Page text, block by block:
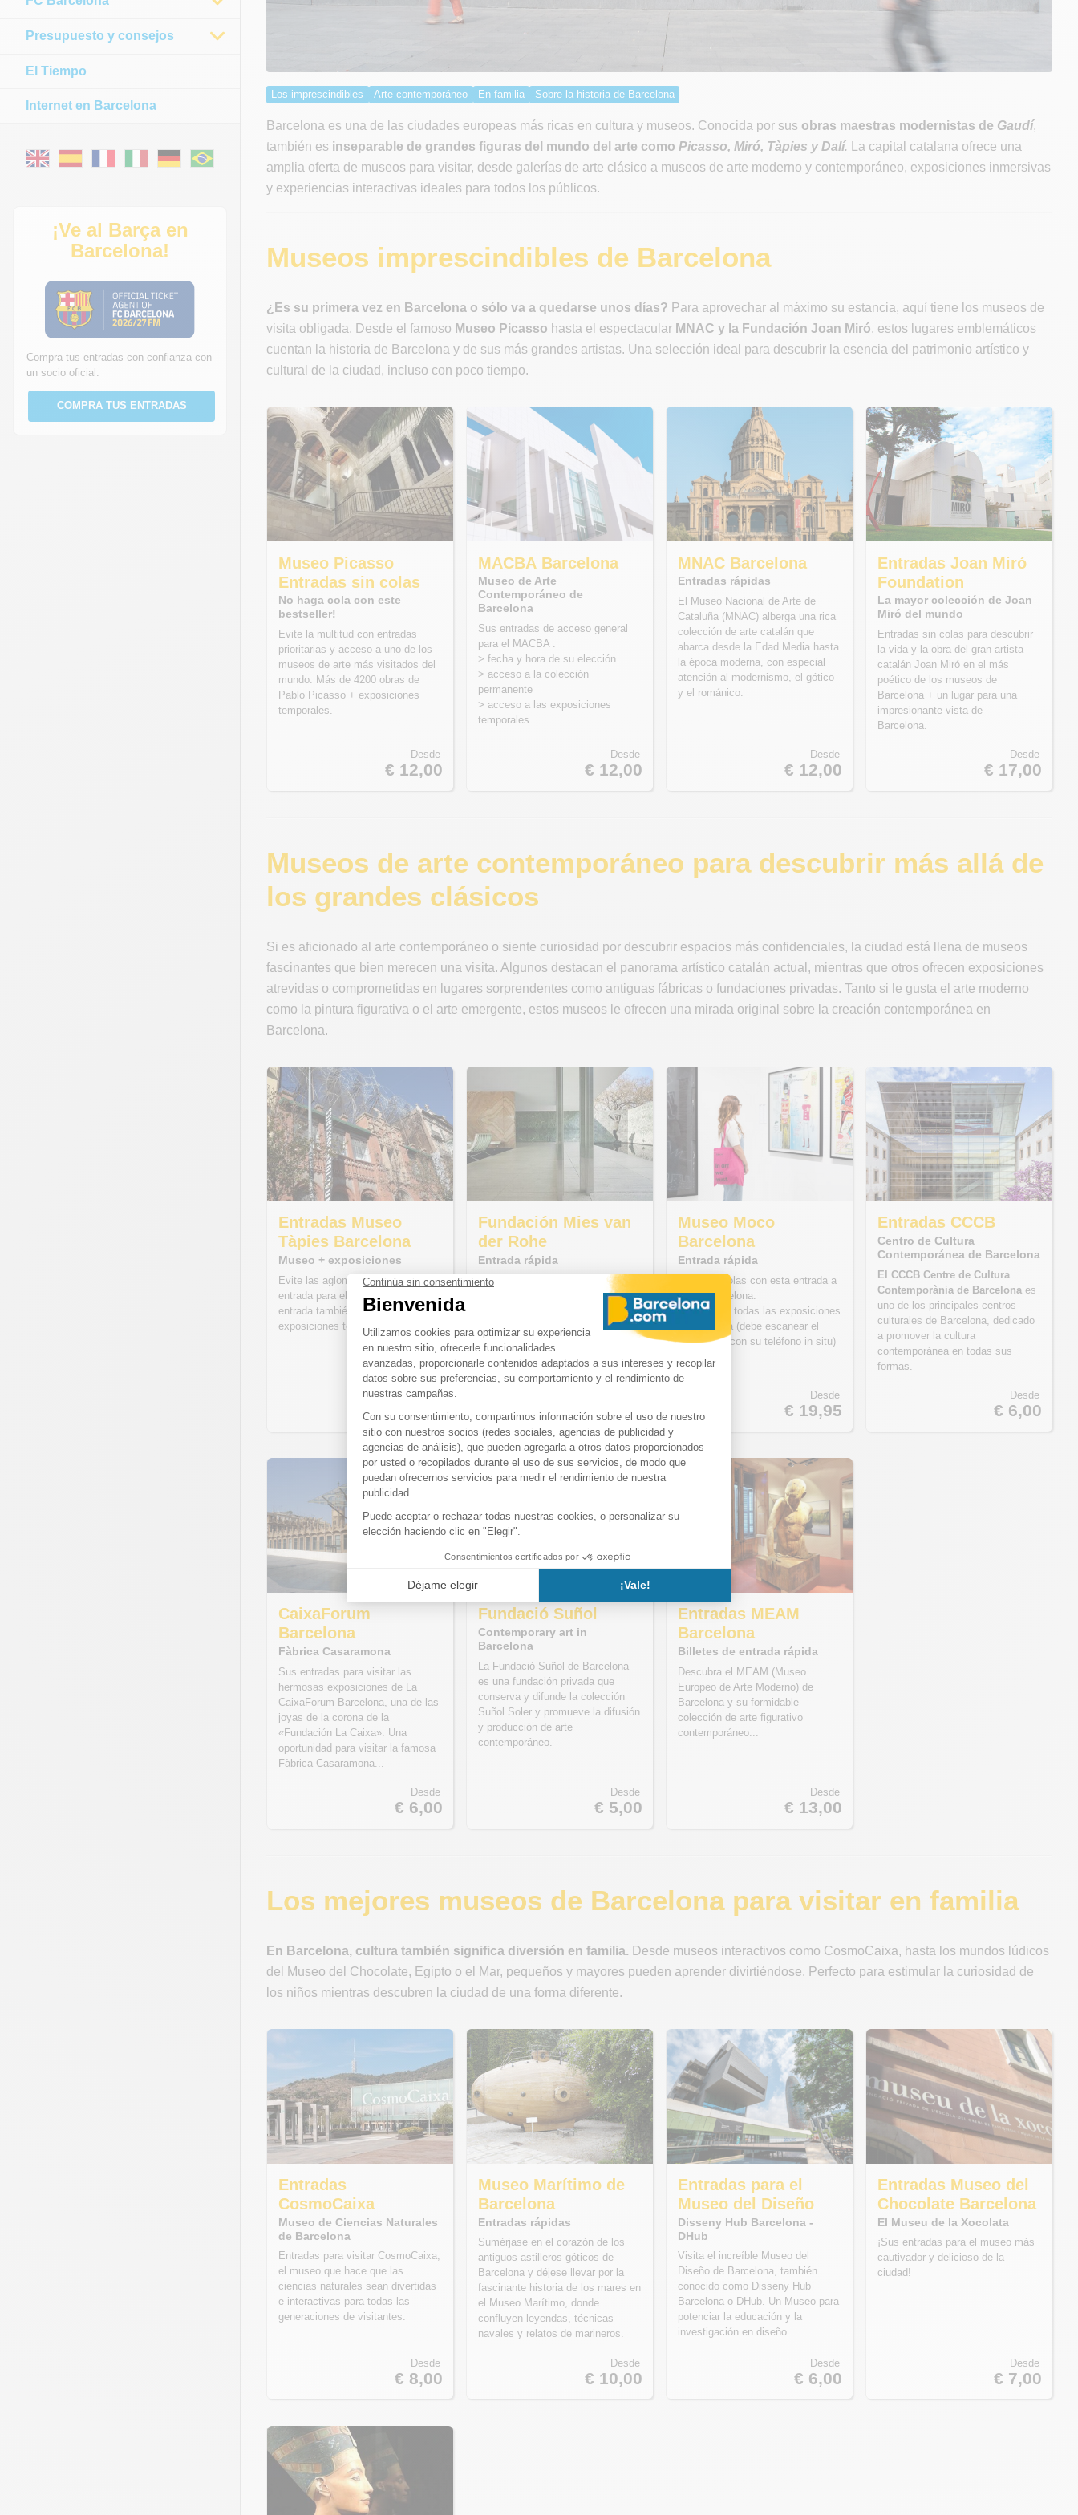
Los imprescindibles Arte contemporáneo En familia Sobre la historia de Barcelona
Barcelona es una de las ciudades europeas más ricas en cultura y museos. Conocida por sus obras maestras modernistas de Gaudí,
también es inseparable de grandes figuras del mundo del arte como Picasso, Miró, Tàpies y Dalí.
La capital catalana ofrece una
amplia oferta de museos para visitar, desde galerías de arte clásico a museos de arte moderno y contemporáneo, exposiciones inmersivas
y experiencias interactivas ideales para todos los públicos.
Museos imprescindibles de Barcelona
¿Es su primera vez en Barcelona o sólo va a quedarse unos días? Para aprovechar al máximo su estancia, aquí tiene los museos de
visita obligada. Desde el famoso Museo Picasso hasta el espectacular MNAC y la Fundación Joan Miró, estos lugares emblemáticos
cuentan la historia de Barcelona y de sus más grandes artistas. Una selección ideal para descubrir la esencia del patrimonio artístico y
cultural de la ciudad, incluso con poco tiempo.
Museo Picasso
Entradas sin colas
No haga cola con este
bestseller!
Evite la multitud con entradas
prioritarias y acceso a uno de los
museos de arte más visitados del
mundo. Más de 4200 obras de
Pablo Picasso + exposiciones
temporales.
Desde
€ 12,00
MACBA Barcelona
Museo de Arte
Contemporáneo de
Barcelona
Sus entradas de acceso general
para el MACBA :
> fecha y hora de su elección
> acceso a la colección
permanente
> acceso a las exposiciones
temporales.
Desde
€ 12,00
MNAC Barcelona
Entradas rápidas
El Museo Nacional de Arte de
Cataluña (MNAC) alberga una rica
colección de arte catalán que
abarca desde la Edad Media hasta
la época moderna, con especial
atención al modernismo, el gótico
y el románico.
Desde
€ 12,00
Entradas Joan Miró
Foundation
La mayor colección de Joan
Miró del mundo
Entradas sin colas para descubrir
la vida y la obra del gran artista
catalán Joan Miró en el más
poético de los museos de
Barcelona + un lugar para una
impresionante vista de
Barcelona.
Desde
€ 17,00
Museos de arte contemporáneo para descubrir más allá de
los grandes clásicos
Si es aficionado al arte contemporáneo o siente curiosidad por descubrir espacios más confidenciales, la ciudad está llena de museos
fascinantes que bien merecen una visita. Algunos destacan el panorama artístico catalán actual, mientras que otros ofrecen exposiciones
atrevidas o comprometidas en lugares sorprendentes como antiguas fábricas o fundaciones privadas. Tanto si le gusta el arte moderno
como la pintura figurativa o el arte emergente, estos museos le ofrecen una mirada original sobre la creación contemporánea en
Barcelona.
Entradas Museo
Tàpies Barcelona
Museo + exposiciones
Evite las aglomeraciones con esta
entrada para el Museo Tàpies. La
entrada también da acceso a las
exposiciones temporales.
Desde
€ 15,00
Fundación Mies van
der Rohe
Entrada rápida
Descubra el Pabellón Mies van der
Rohe, su jardín y su librería
€ 9,00
Museo Moco
Barcelona
Entrada rápida
Evite las colas con esta entrada a
Moco Barcelona:
> Acceso a todas las exposiciones
> Audioguía (debe escanear el
código QR con su teléfono in situ)
Desde
€ 19,95
Entradas CCCB
Centro de Cultura
Contemporánea de Barcelona
El CCCB Centre de Cultura
Contemporània de Barcelona es
uno de los principales centros
culturales de Barcelona, dedicado
a promover la cultura
contemporánea en todas sus
formas.
Desde
€ 6,00
CaixaForum
Barcelona
Fàbrica Casaramona
Sus entradas para visitar las
hermosas exposiciones de La
CaixaForum Barcelona, una de las
joyas de la corona de la
«Fundación La Caixa». Una
oportunidad para visitar la famosa
Fàbrica Casaramona...
Desde
€ 6,00
Fundació Suñol
Contemporary art in
Barcelona
La Fundació Suñol de Barcelona
es una fundación privada que
conserva y difunde la colección
Suñol Soler y promueve la difusión
y producción de arte
contemporáneo.
Desde
€ 5,00
Entradas MEAM
Barcelona
Billetes de entrada rápida
Descubra el MEAM (Museo
Europeo de Arte Moderno) de
Barcelona y su formidable
colección de arte figurativo
contemporáneo...
Desde
€ 13,00
Los mejores museos de Barcelona para visitar en familia
En Barcelona, cultura también significa diversión en familia. Desde museos interactivos como CosmoCaixa, hasta los mundos lúdicos
del Museo del Chocolate, Egipto o el Mar, pequeños y mayores pueden aprender divirtiéndose. Perfecto para estimular la curiosidad de
los niños mientras descubren la ciudad de una forma diferente.
Entradas
CosmoCaixa
Museo de Ciencias Naturales
de Barcelona
Entradas para visitar CosmoCaixa,
el museo que hace que las
ciencias naturales sean divertidas
e interactivas para todas las
generaciones de visitantes.
Desde
€ 8,00
Museo Marítimo de
Barcelona
Entradas rápidas
Sumérjase en el corazón de los
antiguos astilleros góticos de
Barcelona y déjese llevar por la
fascinante historia de los mares en
el Museo Marítimo, donde
confluyen leyendas, técnicas
navales y relatos de marineros.
Desde
€ 10,00
Entradas para el
Museo del Diseño
Disseny Hub Barcelona -
DHub
Visita el increíble Museo del
Diseño de Barcelona, también
conocido como Disseny Hub
Barcelona o DHub. Un Museo para
potenciar la educación y la
investigación en diseño.
Desde
€ 6,00
Entradas Museo del
Chocolate Barcelona
El Museu de la Xocolata
¡Sus entradas para el museo más
cautivador y delicioso de la
ciudad!
Desde
€ 7,00
Presupuesto y consejos
El Tiempo
Internet en Barcelona
¡Ve al Barça en
Barcelona!
Compra tus entradas con confianza con
un socio oficial.
COMPRA TUS ENTRADAS